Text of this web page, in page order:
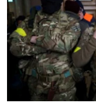
ИНТЕРВЈУА
Јазици